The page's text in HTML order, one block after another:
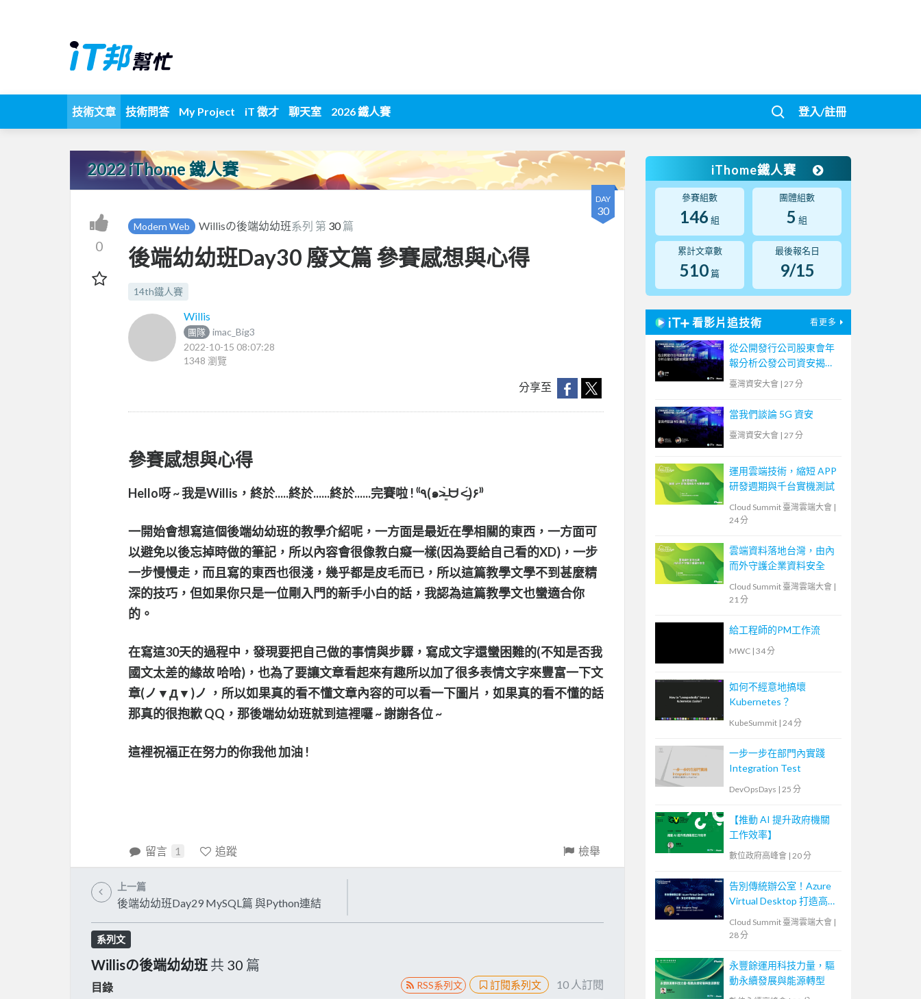
技術文章 技術問答 My Project iT 徵才 聊天室 2026 鐵人賽 登入/註冊
2022 iThome 鐵人賽
DAY
30
0
Modern Web Willisの後端幼幼班系列 第 30篇
後端幼幼班Day30 廢文篇 參賽感想與心得
14th鐵人賽
Willis
團隊
imac_Big3
2022-10-15 08:07:28
1348 瀏覽
分享至
參賽感想與心得
Hello呀 ~ 我是Willis，終於.....終於......終於......完賽啦 ! ⁽⁽٩(๑˃̶͈̀ ᗨ ˂̶͈́)۶⁾⁾
一開始會想寫這個後端幼幼班的教學介紹呢，一方面是最近在學相關的東西，一方面可
以避免以後忘掉時做的筆記，所以內容會很像教白癡一樣(因為要給自己看的XD)，一步
一步慢慢走，而且寫的東西也很淺，幾乎都是皮毛而已，所以這篇教學文學不到甚麼精
深的技巧，但如果你只是一位剛入門的新手小白的話，我認為這篇教學文也蠻適合你
的。
在寫這30天的過程中，發現要把自己做的事情與步驟，寫成文字還蠻困難的(不知是否我
國文太差的緣故 哈哈)，也為了要讓文章看起來有趣所以加了很多表情文字來豐富一下文
章(ノ▼Д▼)ノ ，所以如果真的看不懂文章內容的可以看一下圖片，如果真的看不懂的話
那真的很抱歉 QQ，那後端幼幼班就到這裡囉 ~ 謝謝各位 ~
這裡祝福正在努力的你我他 加油 !
留言 1 追蹤 檢舉
上一篇
後端幼幼班Day29 MySQL篇 與Python連結
系列文
Willisの後端幼幼班 共 30 篇
目錄 RSS系列文 訂閱系列文 10 人訂閱
iThome鐵人賽
參賽組數
146 組
團體組數
5 組
累計文章數
510 篇
最後報名日
9/15
看影片追技術 看更多
從公開發行公司股東會年
報分析公發公司資安揭露
情形
臺灣資安大會 | 27 分
當我們談論 5G 資安
臺灣資安大會 | 27 分
運用雲端技術，縮短 APP
研發週期與千台實機測試
Cloud Summit 臺灣雲端大會 |
24 分
雲端資料落地台灣，由內
而外守護企業資料安全
Cloud Summit 臺灣雲端大會 |
21 分
給工程師的PM工作流
MWC | 34 分
如何不經意地搞壞
Kubernetes？
KubeSummit | 24 分
一步一步在部門內實踐
Integration Test
DevOpsDays | 25 分
【推動 AI 提升政府機關
工作效率】
數位政府高峰會 | 20 分
告別傳統辦公室！Azure
Virtual Desktop 打造高
效、安全的雲端辦公體驗
Cloud Summit 臺灣雲端大會 |
28 分
永豐餘運用科技力量，驅
動永續發展與能源轉型